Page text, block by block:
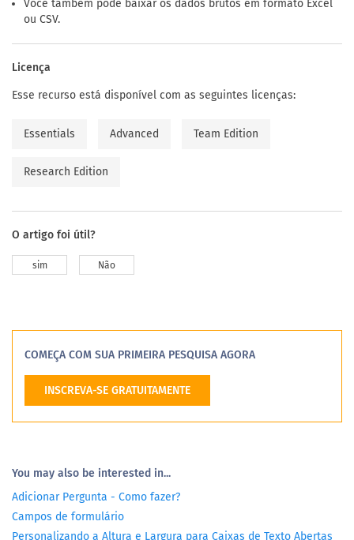
Você também pode baixar os dados brutos em formato Excel
ou CSV.
Licença
Esse recurso está disponível com as seguintes licenças:
Essentials Advanced Team Edition
Research Edition
O artigo foi útil?
sim Não
COMEÇA COM SUA PRIMEIRA PESQUISA AGORA
INSCREVA-SE GRATUITAMENTE
You may also be interested in...
Adicionar Pergunta - Como fazer?
Campos de formulário
Personalizando a Altura e Largura para Caixas de Texto Abertas